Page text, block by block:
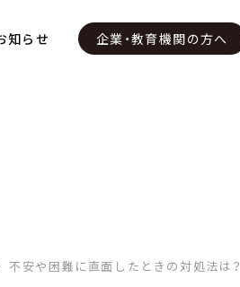
知らせ 企業・教育機関の方へ
不安や困難に直面したときの対処法は？